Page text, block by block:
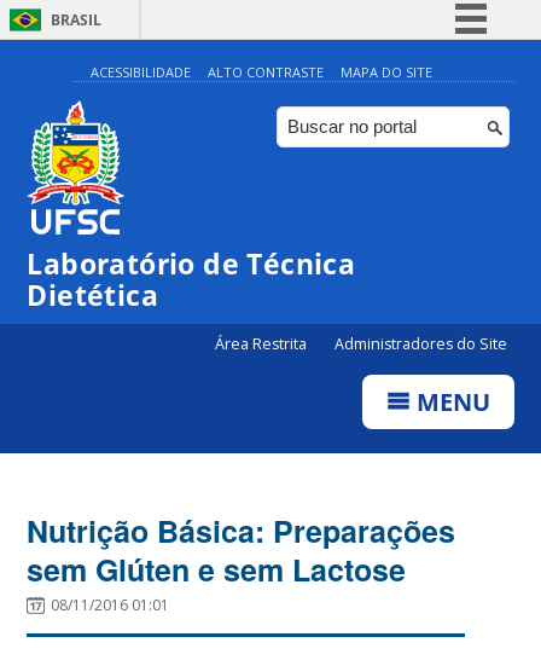
BRASIL
Simplifique!
Comunica BR
Participe
ACESSIBILIDADE ALTO CONTRASTE MAPA DO SITE
Laboratório de Técnica
Dietética
Área Restrita Administradores do Site
MENU
Nutrição Básica: Preparações
sem Glúten e sem Lactose
08/11/2016 01:01